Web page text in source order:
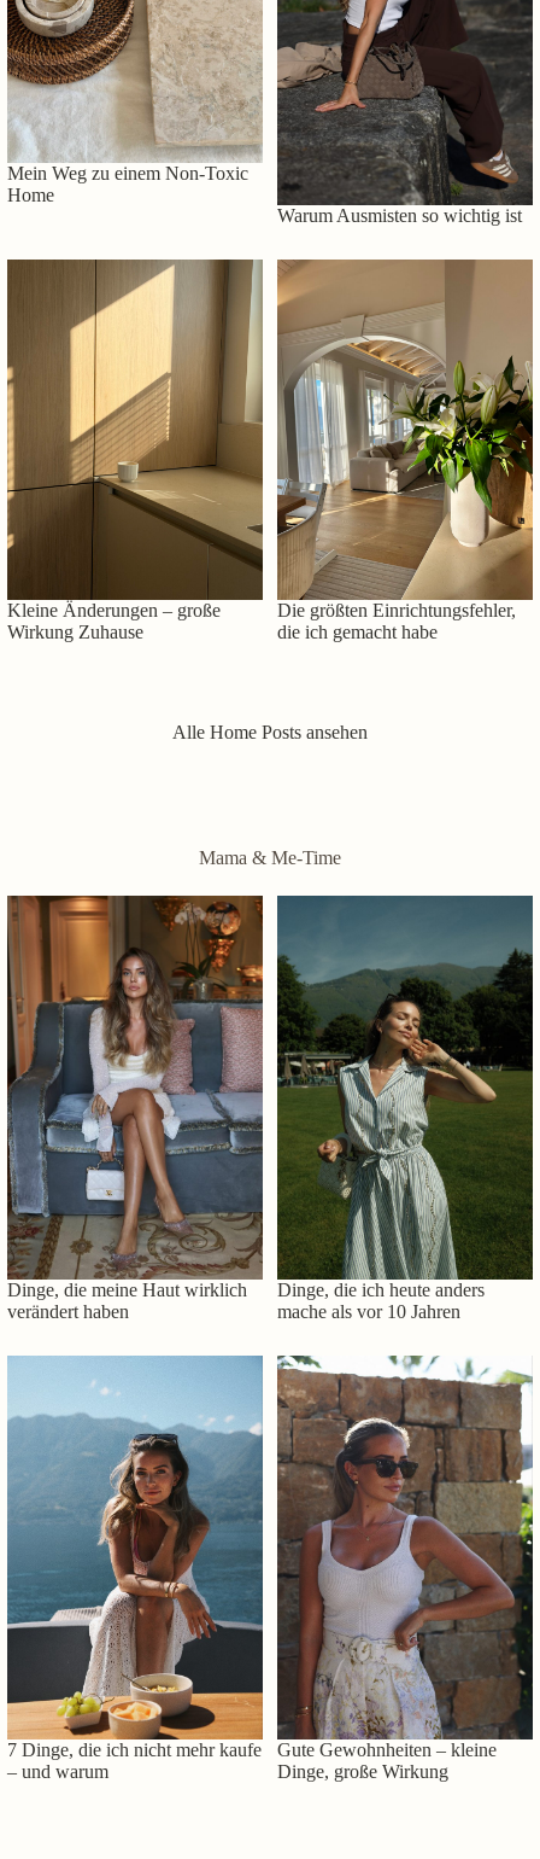
Mein Weg zu einem Non-Toxic
Home
Warum Ausmisten so wichtig ist
Kleine Änderungen – große
Wirkung Zuhause
Die größten Einrichtungsfehler,
die ich gemacht habe
Alle Home Posts ansehen
Mama & Me-Time
Dinge, die meine Haut wirklich
verändert haben
Dinge, die ich heute anders
mache als vor 10 Jahren
7 Dinge, die ich nicht mehr kaufe
– und warum
Gute Gewohnheiten – kleine
Dinge, große Wirkung